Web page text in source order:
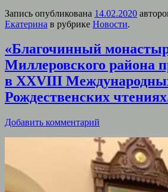
Запись опубликована 14.02.2020
Екатерина в рубрике Новости.
«Благочинный
Миллеровского района
в XXVIII
Рождественских
Добавить комментарий